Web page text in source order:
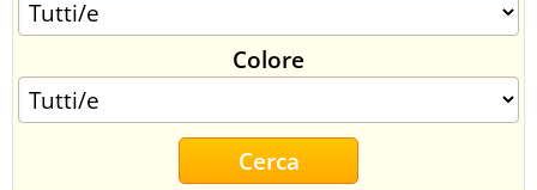
CONTATTI
Colore